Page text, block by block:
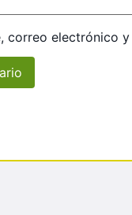
correo electrónico